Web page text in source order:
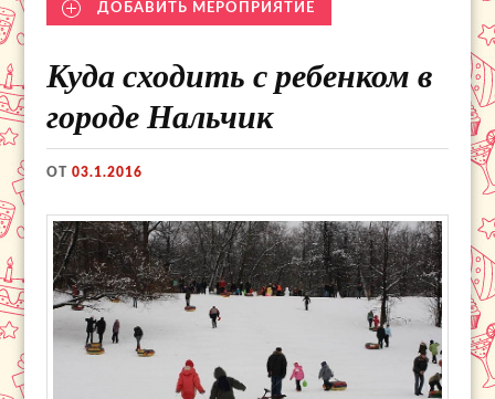
ДОБАВИТЬ МЕРОПРИЯТИЕ
Куда сходить с ребенком в
городе Нальчик
ОТ03.1.2016